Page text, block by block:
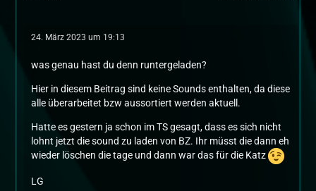
24. März 2023 um 19:13
was genau hast du denn runtergeladen?
Hier in diesem Beitrag sind keine Sounds enthalten, da diese
alle überarbeitet bzw aussortiert werden aktuell.
Hatte es gestern ja schon im TS gesagt, dass es sich nicht
lohnt jetzt die sound zu laden von BZ. Ihr müsst die dann eh
wieder löschen die tage und dann war das für die Katz
LG